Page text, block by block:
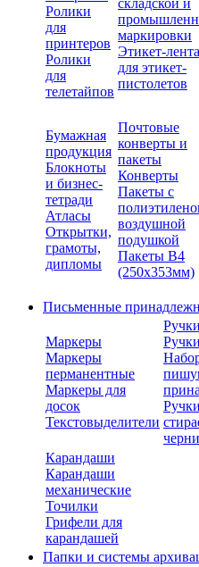
Ролики
для
принтеров
Ролики
для
телетайпов
складской и
маркировки
Этикет-лента
для этикет-
пистолетов
Бумажная
продукция
Блокноты
и бизнес-
тетради
Атласы
Открытки,
грамоты,
дипломы
Почтовые
конверты и
пакеты
Конверты
Пакеты с
воздушной
подушкой
Пакеты В4
(250х353мм)
Письменные
Маркеры
Маркеры
перманентные
Маркеры для
досок
Текстовыделители
Ручки
Карандаши
Карандаши
механические
Точилки
Грифели для
карандашей
Папки и системы